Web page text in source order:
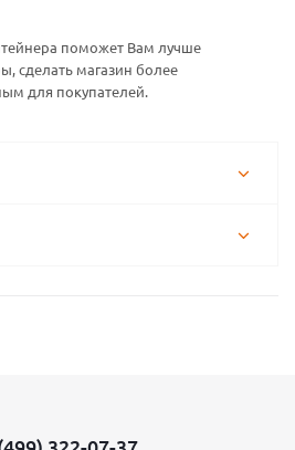
поможет Вам лучше
сделать магазин более
для покупателей.